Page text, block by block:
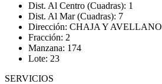
Dist. Al Centro (Cuadras): 1
Dist. Al Mar (Cuadras): 7
Dirección: CHAJA Y AVELLANO
Fracción: 2
Manzana: 174
Lote: 23
SERVICIOS